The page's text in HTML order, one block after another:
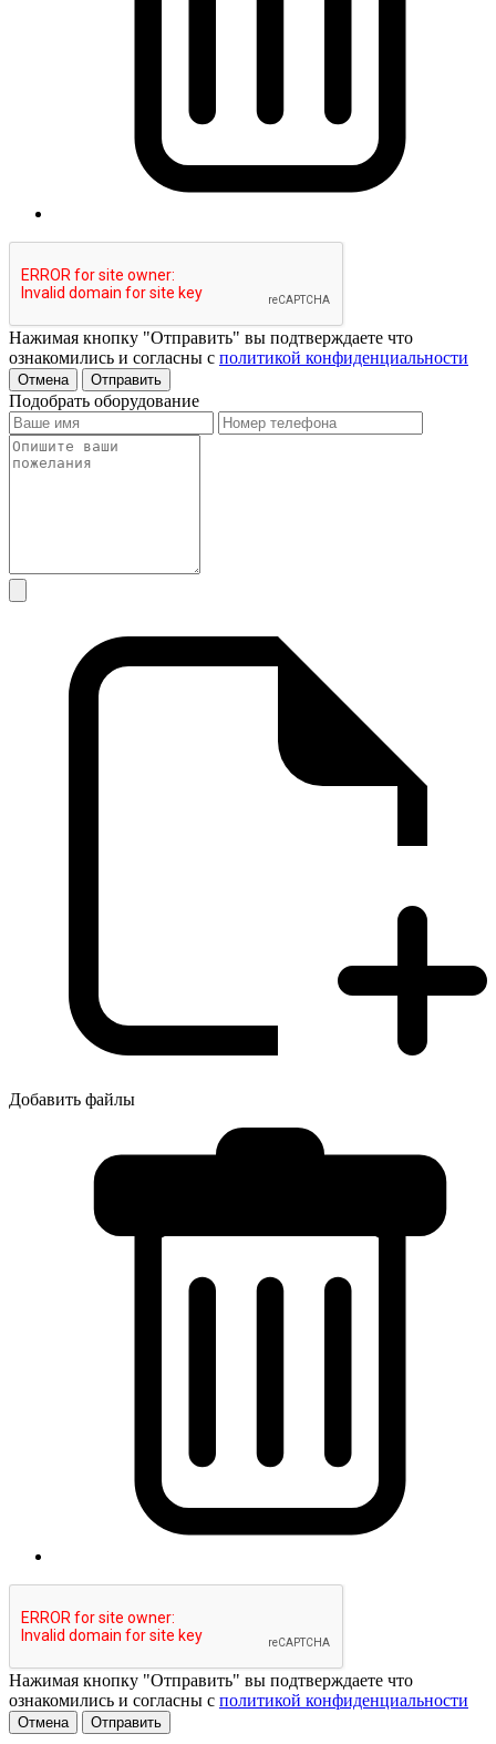
Нажимая кнопку "Отправить" вы подтверждаете что
ознакомились и согласны с политикой конфиденциальности
Отмена Отправить
Подобрать оборудование
Добавить файлы
Нажимая кнопку "Отправить" вы подтверждаете что
ознакомились и согласны с политикой конфиденциальности
Отмена Отправить